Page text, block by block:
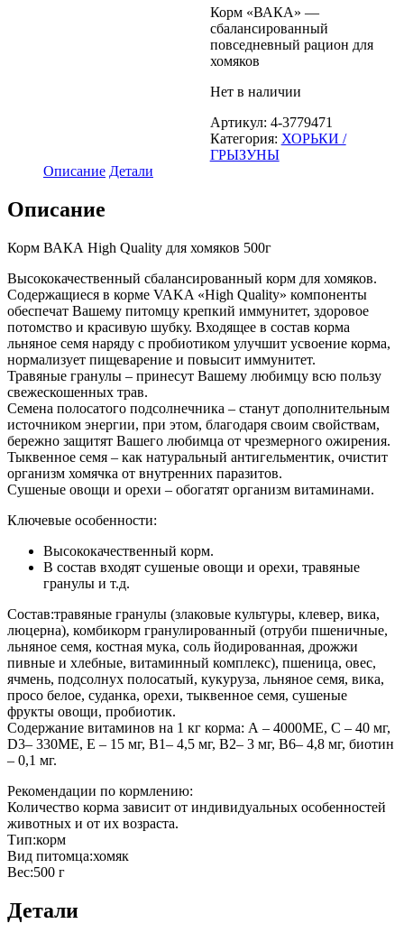
составляла
281 ₽.
267 ₽.
Корм «ВАКА» —
сбалансированный
повседневный рацион для
хомяков
Нет в наличии
Артикул: 4-3779471
Категория: ХОРЬКИ /
ГРЫЗУНЫ
Описание Детали
Описание
Корм ВАКА High Quality для хомяков 500г
Высококачественный сбалансированный корм для хомяков.
Содержащиеся в корме VAKA «High Quality» компоненты
обеспечат Вашему питомцу крепкий иммунитет, здоровое
потомство и красивую шубку. Входящее в состав корма
льняное семя наряду с пробиотиком улучшит усвоение корма,
нормализует пищеварение и повысит иммунитет.
Травяные гранулы – принесут Вашему любимцу всю пользу
свежескошенных трав.
Семена полосатого подсолнечника – станут дополнительным
источником энергии, при этом, благодаря своим свойствам,
бережно защитят Вашего любимца от чрезмерного ожирения.
Тыквенное семя – как натуральный антигельментик, очистит
организм хомячка от внутренних паразитов.
Сушеные овощи и орехи – обогатят организм витаминами.
Ключевые особенности:
Высококачественный корм.
В состав входят сушеные овощи и орехи, травяные
гранулы и т.д.
Состав:травяные гранулы (злаковые культуры, клевер, вика,
люцерна), комбикорм гранулированный (отруби пшеничные,
льняное семя, костная мука, соль йодированная, дрожжи
пивные и хлебные, витаминный комплекс), пшеница, овес,
ячмень, подсолнух полосатый, кукуруза, льняное семя, вика,
просо белое, суданка, орехи, тыквенное семя, сушеные
фрукты овощи, пробиотик.
Содержание витаминов на 1 кг корма: А – 4000МЕ, С – 40 мг,
D3– 330МЕ, Е – 15 мг, В1– 4,5 мг, В2– 3 мг, В6– 4,8 мг, биотин
– 0,1 мг.
Рекомендации по кормлению:
Количество корма зависит от индивидуальных особенностей
животных и от их возраста.
Тип:корм
Вид питомца:хомяк
Вес:500 г
Детали